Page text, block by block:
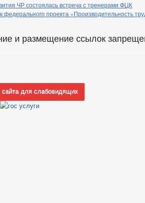
ЧР состоялась встреча с тренерами ФЦК
федерального проекта «Производительность
и размещение ссылок
сайта для слабовидящих